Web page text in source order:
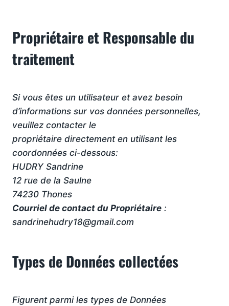
Propriétaire et Responsable du
traitement
Si vous êtes un utilisateur et avez besoin
d’informations sur vos données personnelles,
veuillez contacter le
propriétaire directement en utilisant les
coordonnées ci-dessous:
HUDRY Sandrine
12 rue de la Saulne
74230 Thones
Courriel de contact du Propriétaire :
sandrinehudry18@gmail.com
Types de Données collectées
Figurent parmi les types de Données